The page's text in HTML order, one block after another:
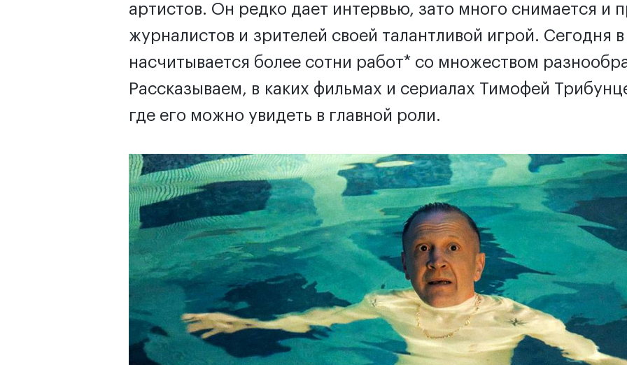
артистов. Он редко дает интервью, зато много снимается и
журналистов и зрителей своей талантливой игрой. Сегодня
насчитывается более сотни работ* со множеством
Рассказываем, в каких фильмах и сериалах Тимофей
где его можно увидеть в главной роли.